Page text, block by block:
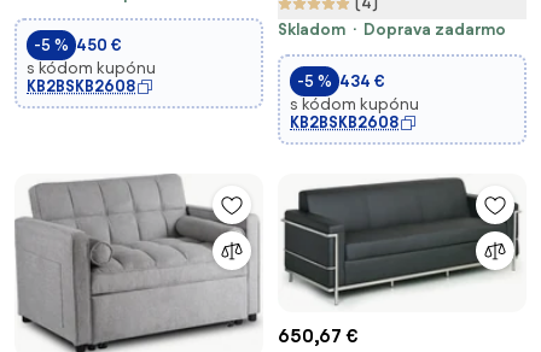
-5 % 450 €
s kódom kupónu
KB2BSKB2608
Skladom
Doprava zadarmo
-5 % 434 €
s kódom kupónu
KB2BSKB2608
650,67 €